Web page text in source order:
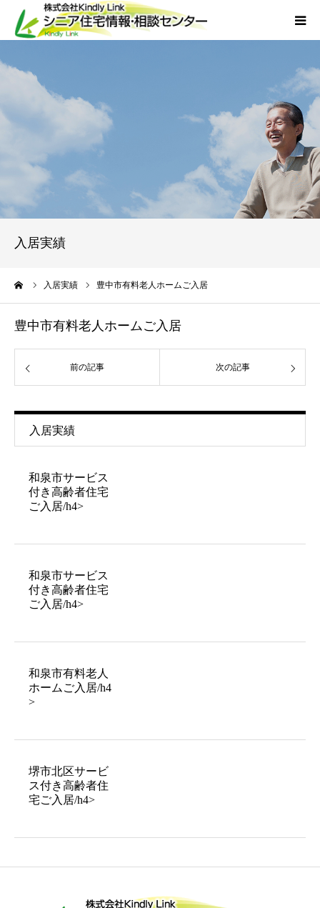
入居実績
入居実績 豊中市有料老人ホームご入居
豊中市有料老人ホームご入居
前の記事 次の記事
入居実績
和泉市サービス
付き高齢者住宅
ご入居/h4>
和泉市サービス
付き高齢者住宅
ご入居/h4>
和泉市有料老人
ホームご入居/h4
>
堺市北区サービ
ス付き高齢者住
宅ご入居/h4>
当社について
外国人人材採用
お問い合わせ